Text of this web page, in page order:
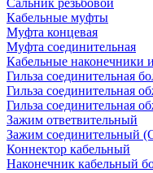
Сальник резьбовой
Кабельные муфты
Муфта концевая
Муфта соединительная
Кабельные наконечники
Гильза соединительная
Гильза соединительная
Гильза соединительная
Зажим ответвительный
Зажим соединительный
Коннектор кабельный
Наконечник кабельный